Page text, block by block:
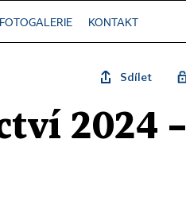
FOTOGALERIE KONTAKT
Sdílet
2024 –